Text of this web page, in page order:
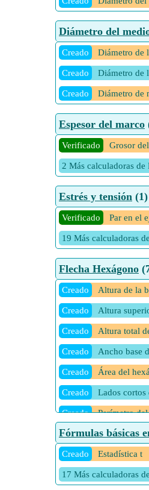
Diámetro del
Creado Diámetro de
Creado Diámetro de
Creado Diámetro de
Espesor del marco
Verificado Grosor
2 Más calculadoras de
Estrés y tensión (1)
Verificado Par en el
19 Más calculadoras
Flecha Hexágono
Creado Altura de la
Creado Altura
Creado Altura total
Creado Ancho base
Creado Área del
Creado Lados cortos
Creado Perímetro
2 Más calculadoras de
Fórmulas básicas
Creado Estadística t
17 Más calculadoras